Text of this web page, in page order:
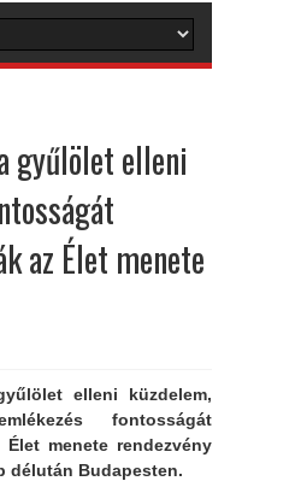
gyűlölet elleni
az Élet menete
elleni küzdelem,
fontosságát
menete rendezvény
délután Budapesten.